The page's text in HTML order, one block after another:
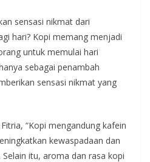
sensasi nikmat dari
hari? Kopi memang menjadi
untuk memulai hari
sebagai penambah
sensasi nikmat yang
“Kopi mengandung kafein
kewaspadaan dan
itu, aroma dan rasa kopi